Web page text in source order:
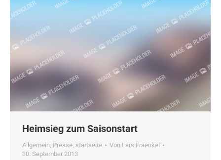
Heimsieg zum Saisonstart
Allgemein, Presse, startseite Von Lars Fraenkel
30. September 2013